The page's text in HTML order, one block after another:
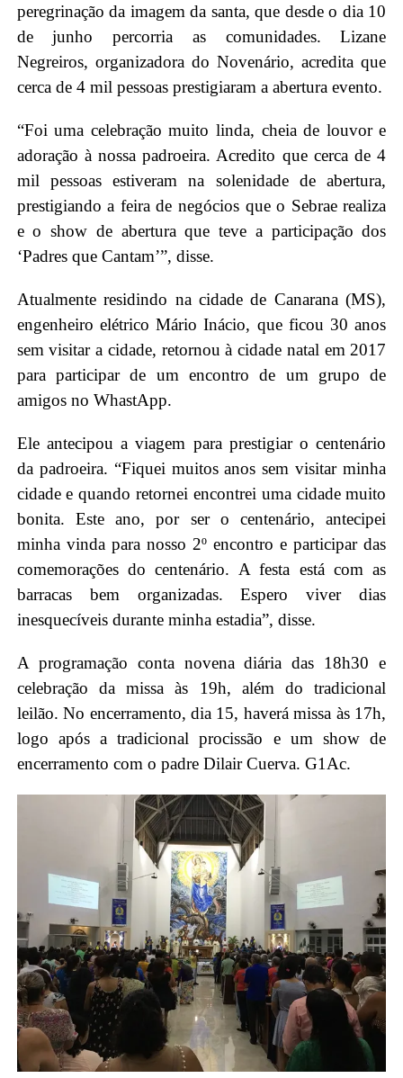
peregrinação da imagem da santa, que desde o dia 10
de junho percorria as comunidades. Lizane
Negreiros, organizadora do Novenário, acredita que
cerca de 4 mil pessoas prestigiaram a abertura evento.
“Foi uma celebração muito linda, cheia de louvor e
adoração à nossa padroeira. Acredito que cerca de 4
mil pessoas estiveram na solenidade de abertura,
prestigiando a feira de negócios que o Sebrae realiza
e o show de abertura que teve a participação dos
‘Padres que Cantam’”, disse.
Atualmente residindo na cidade de Canarana (MS),
engenheiro elétrico Mário Inácio, que ficou 30 anos
sem visitar a cidade, retornou à cidade natal em 2017
para participar de um encontro de um grupo de
amigos no WhastApp.
Ele antecipou a viagem para prestigiar o centenário
da padroeira. “Fiquei muitos anos sem visitar minha
cidade e quando retornei encontrei uma cidade muito
bonita. Este ano, por ser o centenário, antecipei
minha vinda para nosso 2º encontro e participar das
comemorações do centenário. A festa está com as
barracas bem organizadas. Espero viver dias
inesquecíveis durante minha estadia”, disse.
A programação conta novena diária das 18h30 e
celebração da missa às 19h, além do tradicional
leilão. No encerramento, dia 15, haverá missa às 17h,
logo após a tradicional procissão e um show de
encerramento com o padre Dilair Cuerva. G1Ac.